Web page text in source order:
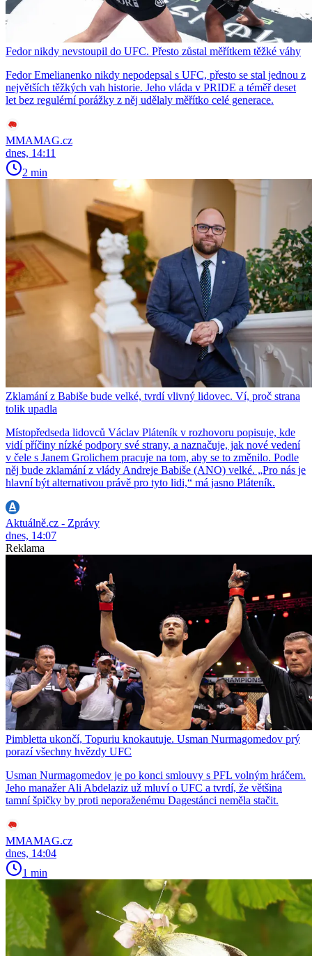
Fedor nikdy nevstoupil do UFC. Přesto zůstal měřítkem těžké váhy
Fedor Emelianenko nikdy nepodepsal s UFC, přesto se stal jednou z
největších těžkých vah historie. Jeho vláda v PRIDE a téměř deset
let bez regulérní porážky z něj udělaly měřítko celé generace.
MMAMAG.cz
dnes, 14:11
2 min
Zklamání z Babiše bude velké, tvrdí vlivný lidovec. Ví, proč strana
tolik upadla
Místopředseda lidovců Václav Pláteník v rozhovoru popisuje, kde
vidí příčiny nízké podpory své strany, a naznačuje, jak nové vedení
v čele s Janem Grolichem pracuje na tom, aby se to změnilo. Podle
něj bude zklamání z vlády Andreje Babiše (ANO) velké. „Pro nás je
hlavní být alternativou právě pro tyto lidi,“ má jasno Pláteník.
Aktuálně.cz - Zprávy
dnes, 14:07
Reklama
Pimbletta ukončí, Topuriu knokautuje. Usman Nurmagomedov prý
porazí všechny hvězdy UFC
Usman Nurmagomedov je po konci smlouvy s PFL volným hráčem.
Jeho manažer Ali Abdelaziz už mluví o UFC a tvrdí, že většina
tamní špičky by proti neporaženému Dagestánci neměla stačit.
MMAMAG.cz
dnes, 14:04
1 min